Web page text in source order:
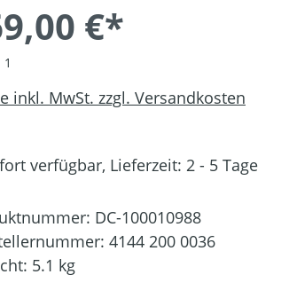
€*
1
inkl. MwSt. zzgl. Versandkosten
verfügbar, Lieferzeit: 2 - 5 Tage
DC-100010988
4144 200 0036
5.1 kg